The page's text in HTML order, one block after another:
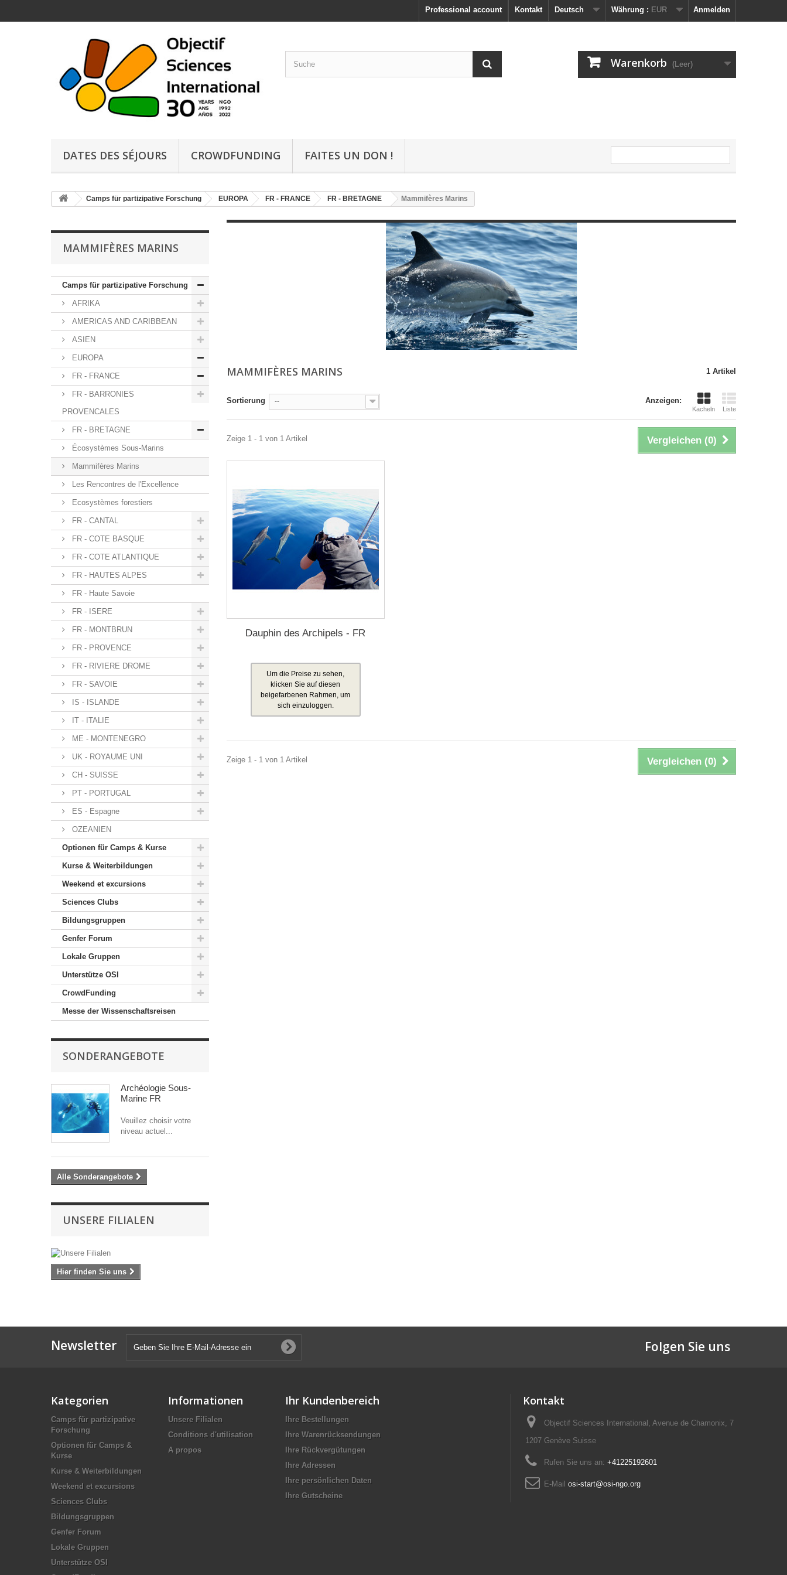
Anmelden
Währung : EUR
Deutsch
Kontakt
Professional account
Warenkorb (Leer)
DATES DES SÉJOURS CROWDFUNDING FAITES UN DON !
Camps für partizipative Forschung EUROPA FR - FRANCE FR - BRETAGNE Mammifères Marins
MAMMIFÈRES MARINS
Camps für partizipative Forschung
AFRIKA
AMERICAS AND CARIBBEAN
ASIEN
EUROPA
FR - FRANCE
FR - BARRONIES
PROVENCALES
FR - BRETAGNE
Écosystèmes Sous-Marins
Mammifères Marins
Les Rencontres de l'Excellence
Ecosystèmes forestiers
FR - CANTAL
FR - COTE BASQUE
FR - COTE ATLANTIQUE
FR - HAUTES ALPES
FR - Haute Savoie
FR - ISERE
FR - MONTBRUN
FR - PROVENCE
FR - RIVIERE DROME
FR - SAVOIE
IS - ISLANDE
IT - ITALIE
ME - MONTENEGRO
UK - ROYAUME UNI
CH - SUISSE
PT - PORTUGAL
ES - Espagne
OZEANIEN
Optionen für Camps & Kurse
Kurse & Weiterbildungen
Weekend et excursions
Sciences Clubs
Bildungsgruppen
Genfer Forum
Lokale Gruppen
Unterstütze OSI
CrowdFunding
Messe der Wissenschaftsreisen
SONDERANGEBOTE
Archéologie Sous-
Marine FR
Veuillez choisir votre
niveau actuel...
Alle Sonderangebote
UNSERE FILIALEN
Hier finden Sie uns
MAMMIFÈRES MARINS 1 Artikel
Anzeigen:
Kacheln Liste
Sortierung --
Vergleichen (0)
Zeige 1 - 1 von 1 Artikel
Dauphin des Archipels - FR
Um die Preise zu sehen,
klicken Sie auf diesen
beigefarbenen Rahmen, um
sich einzuloggen.
Vergleichen (0)
Zeige 1 - 1 von 1 Artikel
Newsletter Folgen Sie uns
Kategorien
Camps für partizipative
Forschung
Optionen für Camps &
Kurse
Kurse & Weiterbildungen
Weekend et excursions
Sciences Clubs
Bildungsgruppen
Genfer Forum
Lokale Gruppen
Unterstütze OSI
Informationen
Unsere Filialen
Conditions d'utilisation
A propos
Ihr Kundenbereich
Ihre Bestellungen
Ihre Warenrücksendungen
Ihre Rückvergütungen
Ihre Adressen
Ihre persönlichen Daten
Ihre Gutscheine
Kontakt
Objectif Sciences International, Avenue de Chamonix, 7
1207 Genève Suisse
Rufen Sie uns an: +41225192601
E-Mail osi-start@osi-ngo.org